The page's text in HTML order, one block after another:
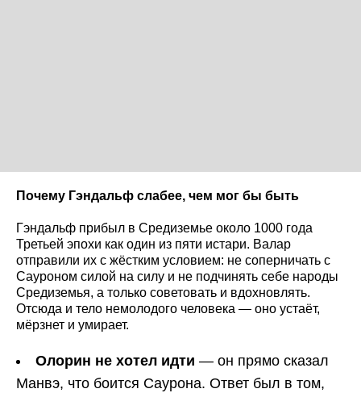
Почему Гэндальф слабее, чем мог бы быть
Гэндальф прибыл в Средиземье около 1000 года
Третьей эпохи как один из пяти истари. Валар
отправили их с жёстким условием: не соперничать с
Сауроном силой на силу и не подчинять себе народы
Средиземья, а только советовать и вдохновлять.
Отсюда и тело немолодого человека — оно устаёт,
мёрзнет и умирает.
Олорин не хотел идти — он прямо сказал
Манвэ, что боится Саурона. Ответ был в том,